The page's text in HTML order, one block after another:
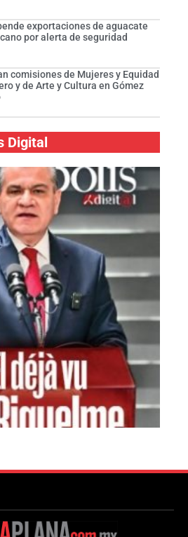
exportaciones de aguacate
por alerta de seguridad
comisiones de Mujeres y Equidad
y de Arte y Cultura en Gómez
Digital